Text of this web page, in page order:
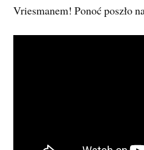
Vriesmanem! Ponoć poszło